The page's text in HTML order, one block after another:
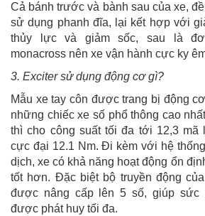
Cả bánh trước và bành sau của xe,
sử dụng phanh đĩa, lại kết hợp với
thủy lực và giảm sốc, sau là
monacross nên xe vận hành cực ky
3. Exciter sử dụng động cơ gì?
Mẫu xe tay côn được trang bị động
những chiếc xe số phổ thông cao
thì cho công suất tối đa tới 12,3 mã
cực đại 12.1 Nm. Đi kèm với hệ
dịch, xe có khả năng hoạt động ổn
tốt hơn. Đặc biệt bộ truyền động
được nâng cấp lên 5 số, giúp sức
được phát huy tối đa.